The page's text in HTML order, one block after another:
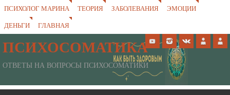
ПСИХОЛОГ МАРИНА ТЕОРИЯ ЗАБОЛЕВАНИЯ
ЭМОЦИИ
ДЕНЬГИ
ГЛАВНАЯ
ПСИХОСОМАТИКА
ОТВЕТЫ НА ВОПРОСЫ ПСИХОСОМАТИКИ